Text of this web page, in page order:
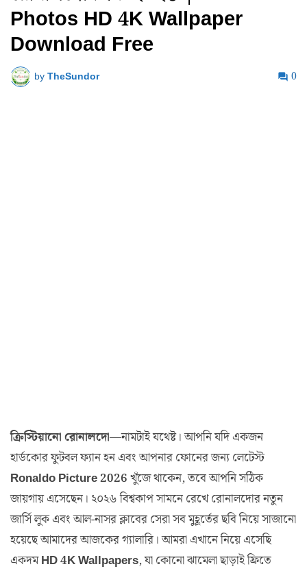
Photos HD 4K Wallpaper
Download Free
byTheSundor 0
ক্রিস্টিয়ানো রোনালদো—নামটাই যথেষ্ট। আপনি যদি একজন
হার্ডকোর ফুটবল ফ্যান হন এবং আপনার ফোনের জন্য লেটেস্ট
Ronaldo Picture 2026খুঁজে থাকেন, তবে আপনি সঠিক
জায়গায় এসেছেন। ২০২৬ বিশ্বকাপ সামনে রেখে রোনালদোর নতুন
জার্সি লুক এবং আল-নাসর ক্লাবের সেরা সব মুহূর্তের ছবি নিয়ে সাজানো
হয়েছে আমাদের আজকের গ্যালারি। আমরা এখানে নিয়ে এসেছি
একদমHD 4K Wallpapers, যা কোনো ঝামেলা ছাড়াই ফ্রিতে